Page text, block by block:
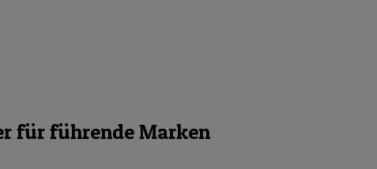
für führende Marken